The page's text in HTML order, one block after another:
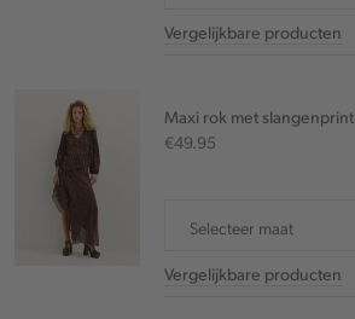
Vergelijkbare producten
Maxi rok met slangenprint
€49.95
Selecteer maat
Vergelijkbare producten